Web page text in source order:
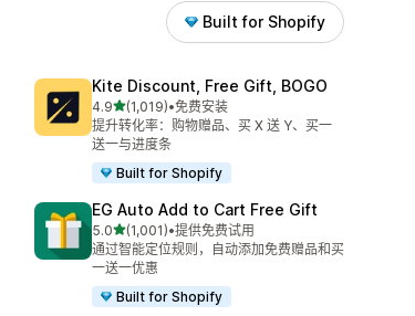
Built for Shopify
Kite Discount, Free Gift, BOGO
4.9星（满分 5 星）
(1,019)
总共 1019 条评论
•免费安装
提升转化率：购物赠品、买 X 送 Y、买一
送一与进度条
Built for Shopify
EG Auto Add to Cart Free Gift
5.0星（满分 5 星）
(1,001)
总共 1001 条评论
•提供免费试用
通过智能定位规则，自动添加免费赠品和买
一送一优惠
Built for Shopify